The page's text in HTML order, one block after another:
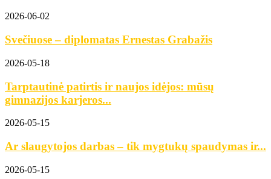
2026-06-02
Svečiuose – diplomatas Ernestas Grabažis
2026-05-18
Tarptautinė patirtis ir naujos idėjos: mūsų
gimnazijos karjeros...
2026-05-15
Ar slaugytojos darbas – tik mygtukų spaudymas ir...
2026-05-15